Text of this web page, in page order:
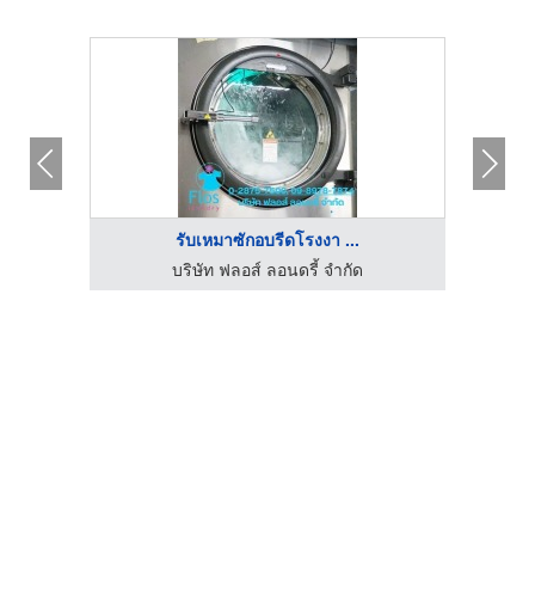
รับเหมาซักอบรีดโรงงา ...
บริษัท ฟลอส์ ลอนดรี้ จำกัด